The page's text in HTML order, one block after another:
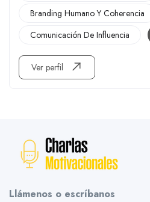
Branding Humano Y Coherencia
Comunicación De Influencia
Ver perfil
Llámenos o escríbanos